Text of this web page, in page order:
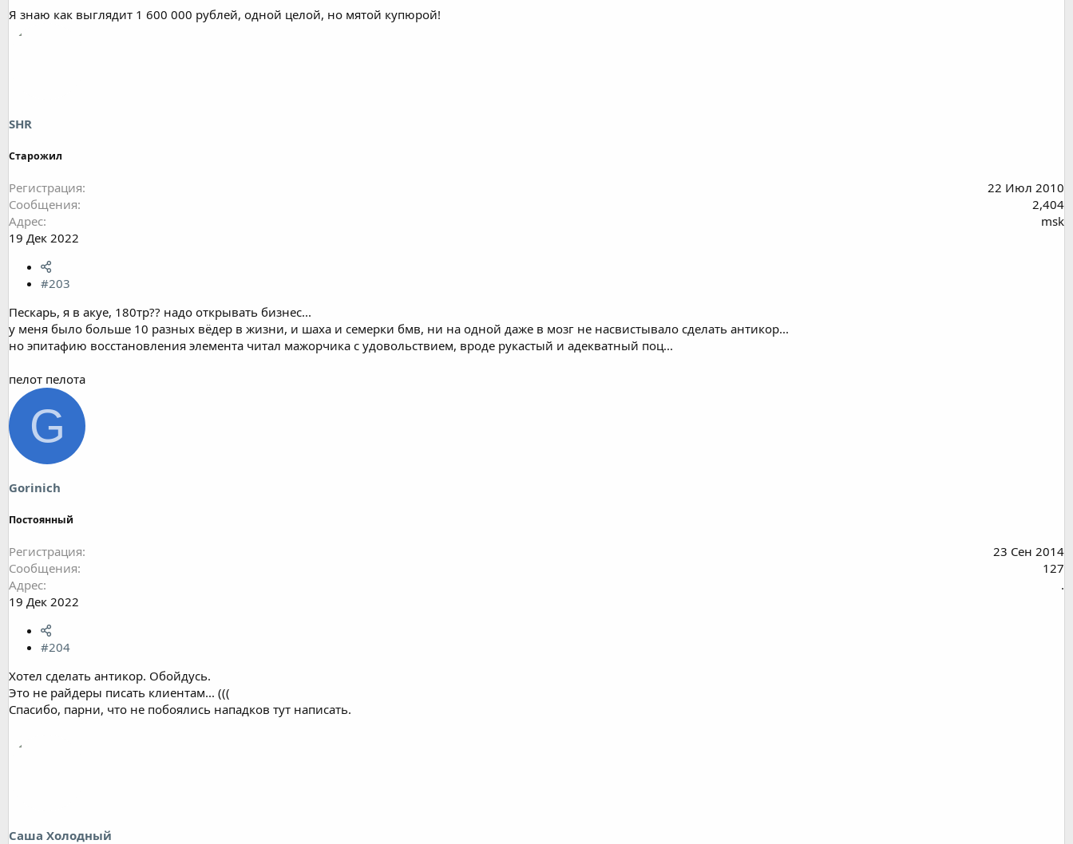
Я знаю как выглядит 1 600 000 рублей, одной целой, но мятой купюрой!
SHR
Старожил
Регистрация
22 Июл 2010
Сообщения
2,404
Адрес
msk
19 Дек 2022
#203
Пескарь, я в акуе, 180тр?? надо открывать бизнес...
у меня было больше 10 разных вёдер в жизни, и шаха и семерки бмв, ни на одной даже в мозг не насвистывало сделать антикор...
но эпитафию восстановления элемента читал мажорчика с удовольствием, вроде рукастый и адекватный поц...
пелот пелота
G
Gorinich
Постоянный
Регистрация
23 Сен 2014
Сообщения
127
Адрес
.
19 Дек 2022
#204
Хотел сделать антикор. Обойдусь.
Это не райдеры писать клиентам... (((
Спасибо, парни, что не побоялись нападков тут написать.
Саша Холодный